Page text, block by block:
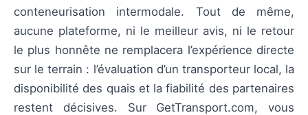
conteneurisation intermodale. Tout de même,
aucune plateforme, ni le meilleur avis, ni le retour
le plus honnête ne remplacera l’expérience directe
sur le terrain : l’évaluation d’un transporteur local, la
disponibilité des quais et la fiabilité des partenaires
restent décisives. Sur GetTransport.com, vous